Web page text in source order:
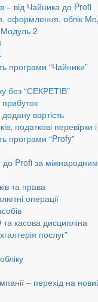
– від Чайника до Profi
оформлення, облік
Модуль 2
програми “Чайники”
без “СЕКРЕТІВ”
вартість
податкові
програми “Profy”
до Profi за
та права
операції
та касова дисципліна
послуг”
– перехід на